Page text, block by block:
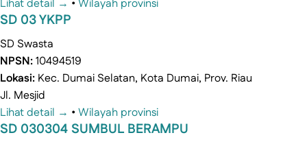
Lihat detail → • Wilayah provinsi
SD 03 YKPP
SD Swasta
NPSN:10494519
Lokasi: Kec. Dumai Selatan, Kota Dumai, Prov. Riau
Jl. Mesjid
Lihat detail → • Wilayah provinsi
SD 030304 SUMBUL BERAMPU